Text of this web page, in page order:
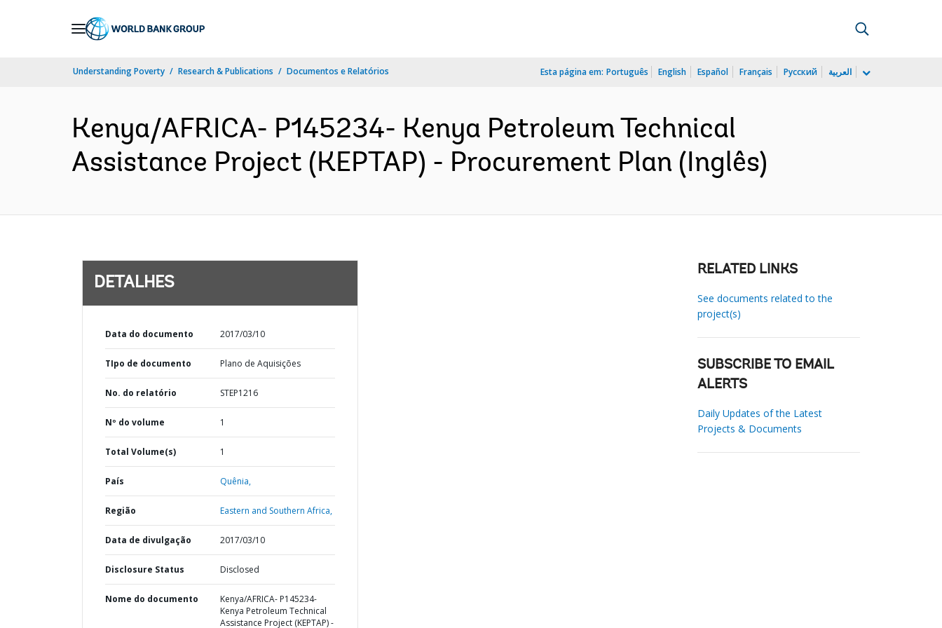
Understanding Poverty Research & Publications Documentos e Relatórios Esta página em: Português English Español Français Русский العربية
Kenya/AFRICA- P145234- Kenya Petroleum Technical
Assistance Project (KEPTAP) - Procurement Plan (Inglês)
DETALHES
Data do documento 2017/03/10
TIpo de documento Plano de Aquisições
No. do relatório STEP1216
Nº do volume 1
Total Volume(s) 1
País Quênia,
Região Eastern and Southern Africa,
Data de divulgação 2017/03/10
Disclosure Status Disclosed
Nome do documento
Kenya/AFRICA- P145234-
Kenya Petroleum Technical
Assistance Project (KEPTAP) -
RELATED LINKS
See documents related to the
project(s)
SUBSCRIBE TO EMAIL
ALERTS
Daily Updates of the Latest
Projects & Documents